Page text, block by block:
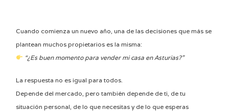
Cuando comienza un nuevo año, una de las decisiones que más se
plantean muchos propietarios es la misma:
“¿Es buen momento para vender mi casa en Asturias?”
La respuesta no es igual para todos.
Depende del mercado, pero también depende de ti, de tu
situación personal, de lo que necesitas y de lo que esperas